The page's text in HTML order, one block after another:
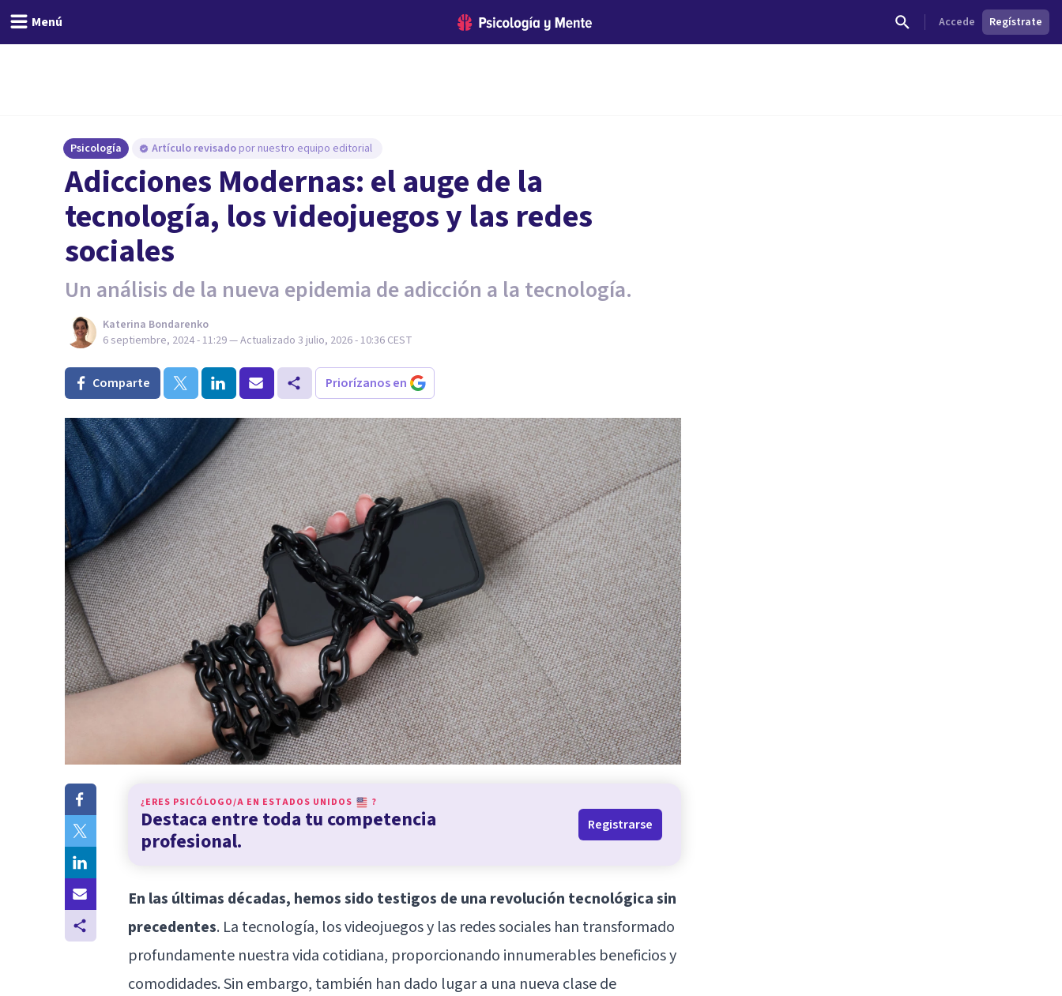
Menú Accede Regístrate
Psicología Artículo revisado por nuestro equipo editorial
Adicciones Modernas: el auge de la
tecnología, los videojuegos y las redes
sociales
Un análisis de la nueva epidemia de adicción a la tecnología.
Katerina Bondarenko
6 septiembre, 2024 - 11:29— Actualizado 3 julio, 2026 - 10:36 CEST
Comparte Priorízanos en
¿ERES PSICÓLOGO/A EN ESTADOS UNIDOS ?
Destaca entre toda tu competencia
profesional.
Registrarse
En las últimas décadas, hemos sido testigos de una revolución tecnológica sin
precedentes. La tecnología, los videojuegos y las redes sociales han transformado
profundamente nuestra vida cotidiana, proporcionando innumerables beneficios y
comodidades. Sin embargo, también han dado lugar a una nueva clase de